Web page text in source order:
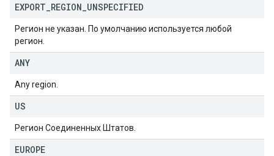
EXPORT REGION UNSPECIFIED
Регион не указан. По умолчанию используется любой
регион.
ANY
Any region.
US
Регион Соединенных Штатов.
EUROPE